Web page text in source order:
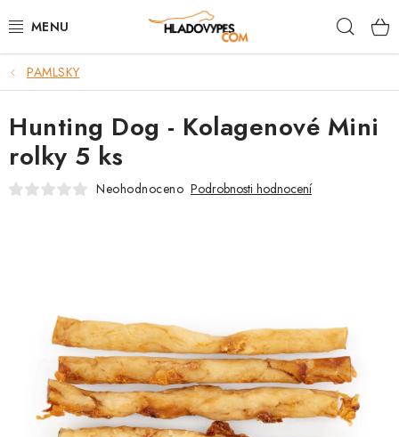
na
POTŘEBY PRO PSY
TAMI PŘEPRAVNÍ BOXY
SPORT SE PSEM
ZNAČKY
PRODEJNA
PAMLSKY
Hunting Dog - Kolagenové Mini
rolky 5 ks
Neohodnoceno Podrobnosti hodnocení